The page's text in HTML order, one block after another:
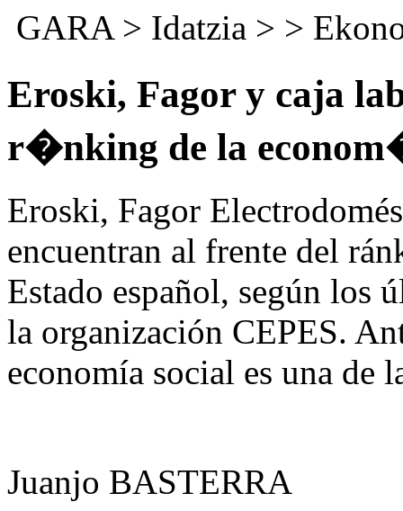
GARA> Idatzia > >
Eroski, Fagor y caja
r�nking de la
Eroski, Fagor
encuentran al frente del
Estado español, según los
la organización CEPES.
economía social es una de
Juanjo BASTERRA